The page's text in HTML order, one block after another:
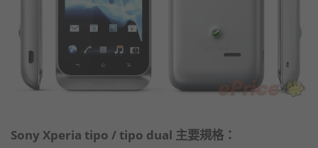
Sony Xperia tipo / tipo dual 主要規格：